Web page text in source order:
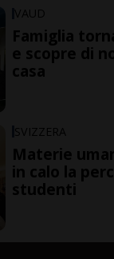
VAUD
Famiglia
e scopre di
casa
SVIZZERA
Materie
in calo la
studenti